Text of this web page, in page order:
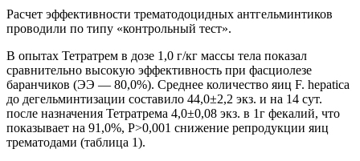
Расчет эффективности трематодоцидных антгельминтиков
проводили по типу «контрольный тест».
В опытах Тетратрем в дозе 1,0 г/кг массы тела показал
сравнительно высокую эффективность при фасциолезе
баранчиков (ЭЭ — 80,0%). Среднее количество яиц F. hepatica
до дегельминтизации составило 44,0±2,2 экз. и на 14 сут.
после назначения Тетратрема 4,0±0,08 экз. в 1г фекалий, что
показывает на 91,0%, Р>0,001 снижение репродукции яиц
трематодами (таблица 1).